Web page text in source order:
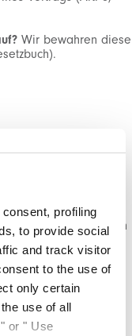
profiling
to provide social
and track visitor
to the use of
only certain
use of all
or " Use
zu
Sie
Datenschutz
Daten
Bedingungen
Wir bewahren diese
Vornamen,
Ja, denn wir führen
Wir werden diese
aufbewahren.
auf Widerruf
Sie keine